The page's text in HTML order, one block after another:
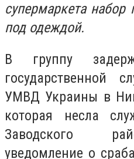
супермаркета набор
под одеждой.
В группу
государственной
УМВД Украины в
которая несла
Заводского
уведомление о